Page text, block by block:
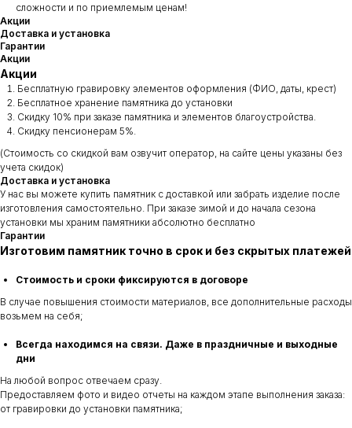
сложности и по приемлемым ценам!
Акции
Доставка и установка
Гарантии
Акции
Акции
Бесплатную гравировку элементов оформления (ФИО, даты, крест)
Бесплатное хранение памятника до установки
Скидку 10% при заказе памятника и элементов благоустройства.
Скидку пенсионерам 5%.
(Стоимость со скидкой вам озвучит оператор, на сайте цены указаны без
учета скидок)
Доставка и установка
У нас вы можете купить памятник с доставкой или забрать изделие после
изготовления самостоятельно. При заказе зимой и до начала сезона
установки мы храним памятники абсолютно бесплатно
Гарантии
Изготовим памятник точно в срок и без скрытых платежей
Стоимость и сроки фиксируются в договоре
В случае повышения стоимости материалов, все дополнительные расходы
возьмем на себя;
Всегда находимся на связи. Даже в праздничные и выходные
дни
На любой вопрос отвечаем сразу.
Предоставляем фото и видео отчеты на каждом этапе выполнения заказа:
от гравировки до установки памятника;